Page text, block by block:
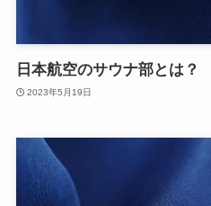
日本航空のサウナ部とは？
2023年5月19日